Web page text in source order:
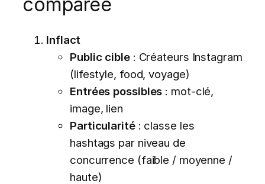
Inflact
Public cible: Créateurs Instagram
(lifestyle, food, voyage)
Entrées possibles : mot-clé,
image, lien
Particularité: classe les
hashtags par niveau de
concurrence (faible / moyenne /
haute)